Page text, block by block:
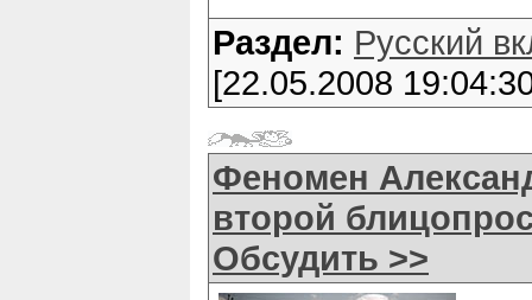
Раздел: Русский
[22.05.2008
Феномен
второй
Обсудить >>